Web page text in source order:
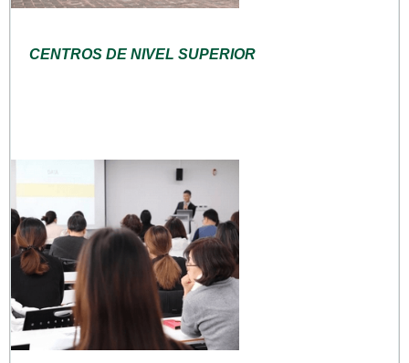
CENTROS DE NIVEL SUPERIOR